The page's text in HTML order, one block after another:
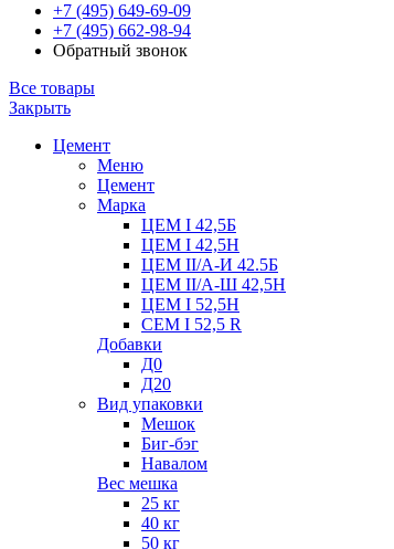
+7 (495) 649-69-09
+7 (495) 662-98-94
Обратный звонок
Все товары
Закрыть
Цемент
Меню
Цемент
Марка
ЦЕМ I 42,5Б
ЦЕМ I 42,5Н
ЦЕМ II/А-И 42.5Б
ЦЕМ II/А-Ш 42,5Н
ЦЕМ I 52,5Н
CEM I 52,5 R
Добавки
Д0
Д20
Вид упаковки
Мешок
Биг-бэг
Навалом
Вес мешка
25 кг
40 кг
50 кг